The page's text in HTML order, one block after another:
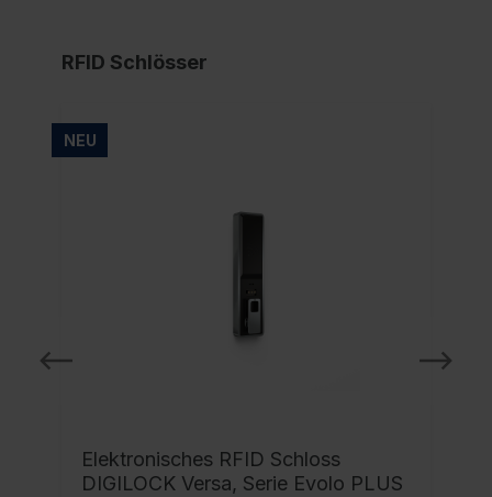
RFID Schlösser
NEU
Elektronisches RFID Schloss
DIGILOCK Versa, Serie Evolo PLUS